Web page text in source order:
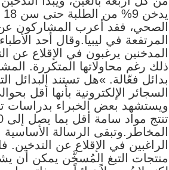
الصحي، فقد أعرب المشاركون
المدخنين يرغبون في الإقلاع عن
ذلك رغم محاولاتها المتكررة.
بدائل فعّالة. »هل تستند البدائل
ويستشهد بعض الخبراء بدراسات
المخاطر.وتبقى الرسالة
الراغبين في الإقلاع عن التدخين.
منتجات التبغ المُسخَّن يمكن أن